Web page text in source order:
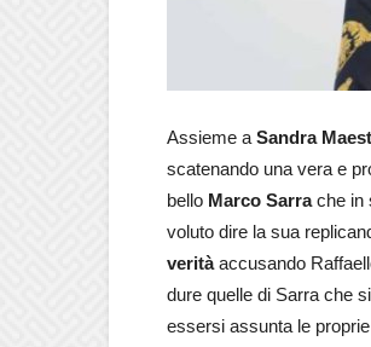
Assieme a Sandra
scatenando una vera e
bello Marco Sarrache in
voluto dire la sua
veritàaccusando
dure quelle di Sarra che
essersi assunta le